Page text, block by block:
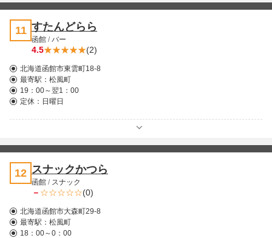
11 すたんどらら
函館 /バー
4.5 (2)
北海道函館市東雲町18-8
最寄駅： 松風町
19：00～翌1：00
定休：日曜日
12 スナックかつら
函館 / スナック
－ (0)
北海道函館市大森町29-8
最寄駅： 松風町
18：00～0：00